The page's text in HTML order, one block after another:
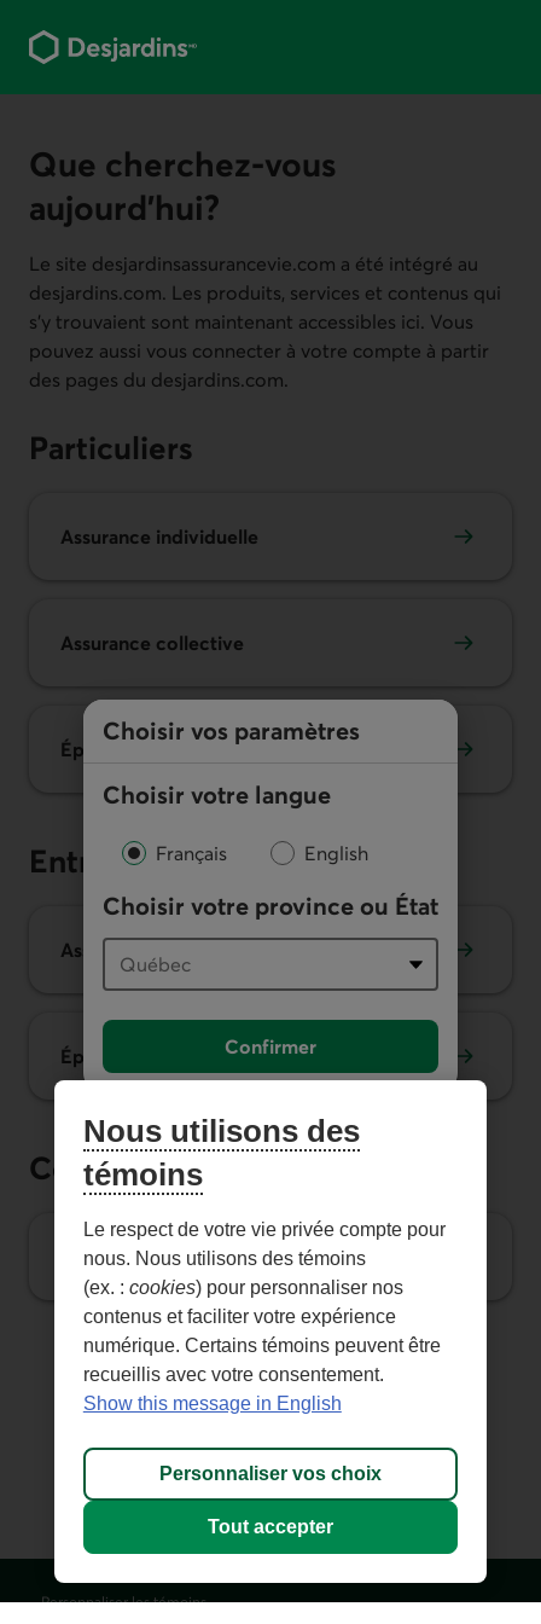
contenu
principal
Choisir vos paramètres
Choisir votre langue
Français English
Choisir votre province ou État
Confirmer
Que cherchez-vous
aujourd’hui?
Le site desjardinsassurancevie.com a été intégré au
desjardins.com. Les produits, services et contenus qui
s'y trouvaient sont maintenant accessibles ici. Vous
pouvez aussi vous connecter à votre compte à partir
des pages du desjardins.com.
Particuliers
Assurance individuelle
Assurance collective
Épargne-retraite collective
Entreprises
Assurance collective
Épargne-retraite collective
Conseillers
Ressources pour conseillers et conseillères
Personnaliser les témoins
Nous utilisons des
témoins
Le respect de votre vie privée compte pour
nous. Nous utilisons des témoins
(ex. : cookies) pour personnaliser nos
contenus et faciliter votre expérience
numérique. Certains témoins peuvent être
recueillis avec votre consentement.
Show this message in English
Personnaliser vos choix
Tout accepter